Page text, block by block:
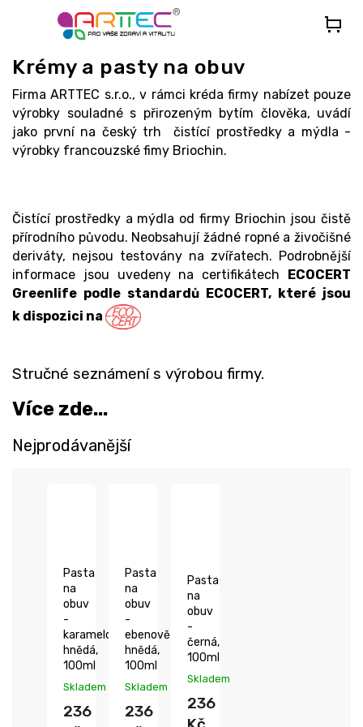
Krémy a pasty na obuv
Firma ARTTEC s.r.o., v rámci kréda firmy nabízet pouze
výrobky souladné s přirozeným bytím člověka, uvádí
jako první na český trh čistící prostředky a mýdla -
výrobky francouzské fimy Briochin.
Čistící prostředky a mýdla od firmy Briochin jsou čistě
přírodního původu. Neobsahují žádné ropné a živočišné
deriváty, nejsou testovány na zvířatech. Podrobnější
informace jsou uvedeny na certifikátech ECOCERT
Greenlife podle standardů ECOCERT, které jsou
k dispozici na
Stručné seznámení s výrobou firmy.
Více zde...
Nejprodávanější
Pasta
na
obuv
-
karamelově
hnědá,
100ml
Skladem
236
Pasta
na
obuv
-
ebenově
hnědá,
100ml
Skladem
236
Pasta
na
obuv
-
černá,
100ml
Skladem
236